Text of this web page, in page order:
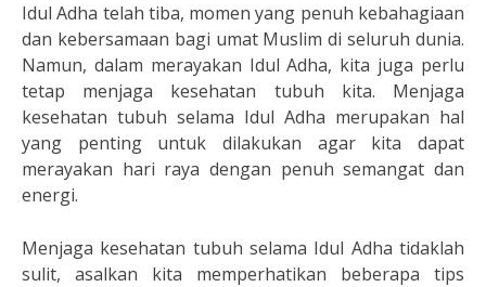
Idul Adha telah tiba, momen yang penuh kebahagiaan
dan kebersamaan bagi umat Muslim di seluruh dunia.
Namun, dalam merayakan Idul Adha, kita juga perlu
tetap menjaga kesehatan tubuh kita. Menjaga
kesehatan tubuh selama Idul Adha merupakan hal
yang penting untuk dilakukan agar kita dapat
merayakan hari raya dengan penuh semangat dan
energi.
Menjaga kesehatan tubuh selama Idul Adha tidaklah
sulit, asalkan kita memperhatikan beberapa tips